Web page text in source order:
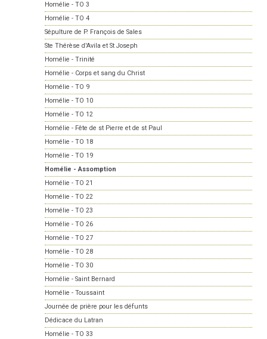
Homélie - TO 3
Homélie - TO 4
Sépulture de P. François de Sales
Ste Thérèse d'Avila et St Joseph
Homélie - Trinité
Homélie - Corps et sang du Christ
Homélie - TO 9
Homélie - TO 10
Homélie - TO 12
Homélie - Fête de st Pierre et de st Paul
Homélie - TO 18
Homélie - TO 19
Homélie - Assomption
Homélie - TO 21
Homélie - TO 22
Homélie - TO 23
Homélie - TO 26
Homélie - TO 27
Homélie - TO 28
Homélie - TO 30
Homélie - Saint Bernard
Homélie - Toussaint
Journée de prière pour les défunts
Dédicace du Latran
Homélie - TO 33